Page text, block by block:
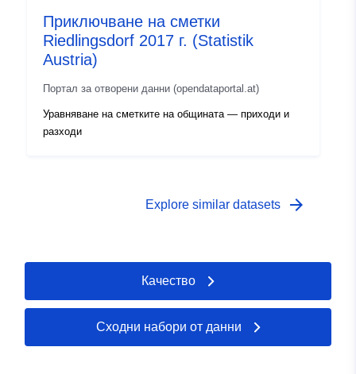
Приключване на сметки
Riedlingsdorf 2017 г. (Statistik
Austria)
Портал за отворени данни (opendataportal.at)
Уравняване на сметките на общината — приходи и
разходи
Explore similar datasets arrow_forward
Качество
Сходни набори от данни